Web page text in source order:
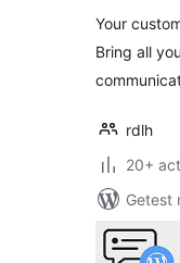
Your
Bring all
rdlh
20+
Getest